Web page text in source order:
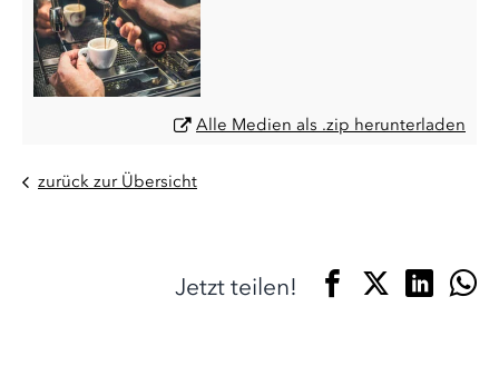
Alle Medien als .zip herunterladen
zurück zur Übersicht
Jetzt teilen!